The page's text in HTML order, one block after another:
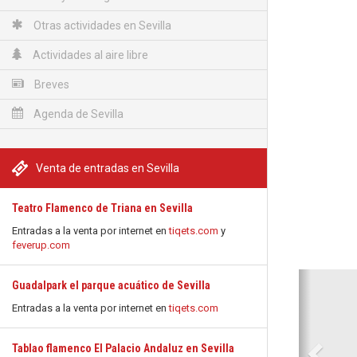
Otras actividades en Sevilla
Actividades al aire libre
Breves
Agenda de Sevilla
Venta de entradas en Sevilla
Teatro Flamenco de Triana en Sevilla
Entradas a la venta por internet entiqets.com y
feverup.com
Guadalpark el parque acuático de Sevilla
Entradas a la venta por internet entiqets.com
Tablao flamenco El Palacio Andaluz en Sevilla